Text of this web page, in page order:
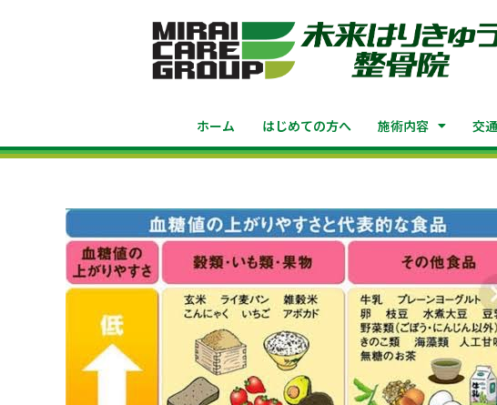
ホーム はじめての方へ 施術内容 交